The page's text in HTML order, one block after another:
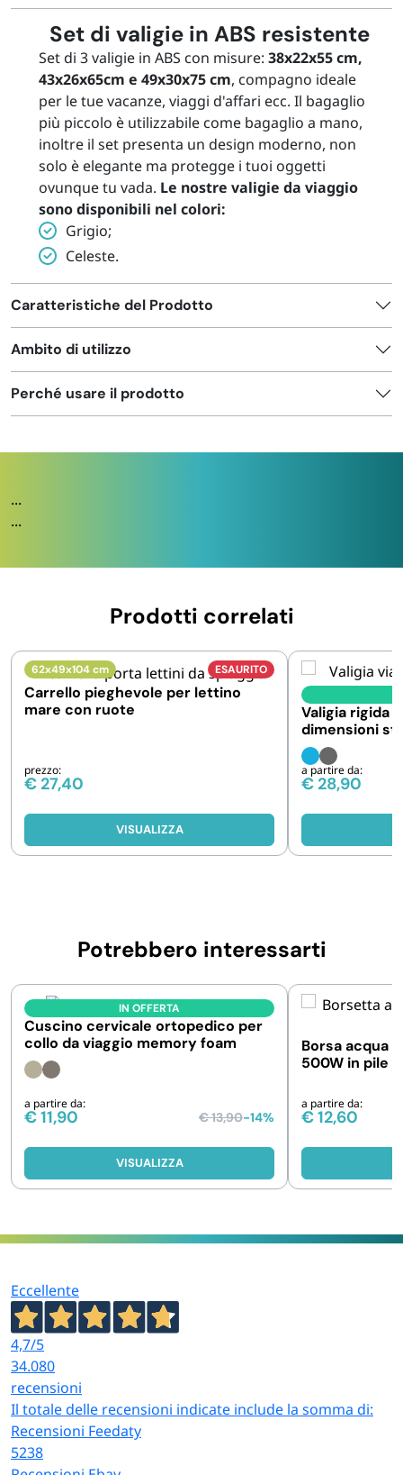
Set di valigie in ABS resistente
Set di 3 valigie in ABS con misure: 38x22x55 cm,
43x26x65cm e 49x30x75 cm, compagno ideale
per le tue vacanze, viaggi d'affari ecc. Il bagaglio
più piccolo è utilizzabile come bagaglio a mano,
inoltre il set presenta un design moderno, non
solo è elegante ma protegge i tuoi oggetti
ovunque tu vada. Le nostre valigie da viaggio
sono disponibili nel colori:
Grigio;
Celeste.
Caratteristiche del Prodotto
Ambito di utilizzo
Perché usare il prodotto
...
...
Prodotti correlati
ESAURITO
62x49x104 cm
Carrello pieghevole per lettino
mare con ruote
prezzo:
€ 27,40
VISUALIZZA
Valigia rigida
dimensioni
38x22x55 cm
a partire da:
€ 28,90
Potrebbero interessarti
IN OFFERTA
Cuscino cervicale ortopedico per
collo da viaggio memory foam
a partire da:
€11,90 €13,90-14%
VISUALIZZA
Borsa acqua
500W in pile
a partire da:
€12,60
Eccellente
4,7/5
34.080
recensioni
Il totale delle recensioni indicate include la somma di:
Recensioni Feedaty
5238